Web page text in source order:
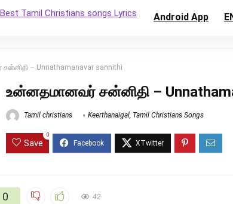
Android App
– Unnathamanavar sannithi
உன்னதமானவர் சன்னிதி –
Tamil christians Keerthanaigal, Tamil Christians Songs
Save
0
0 42